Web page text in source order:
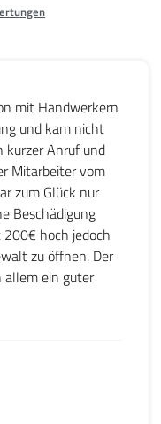
mit Handwerkern
und kam nicht
kurzer Anruf und
Mitarbeiter vom
zum Glück nur
Beschädigung
hoch jedoch
zu öffnen. Der
ein guter